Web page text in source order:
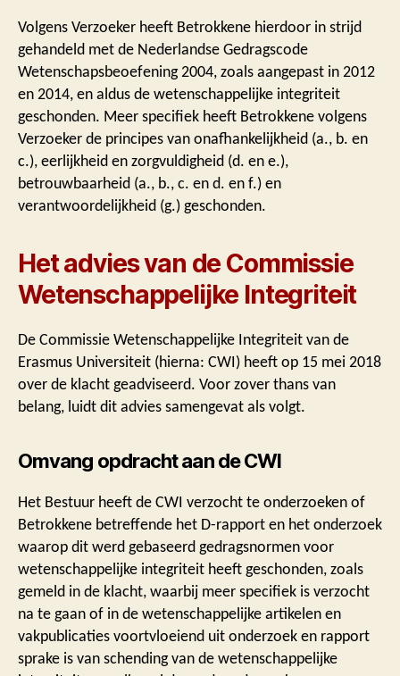
Volgens Verzoeker heeft Betrokkene hierdoor in strijd
gehandeld met de Nederlandse Gedragscode
Wetenschapsbeoefening 2004, zoals aangepast in 2012
en 2014, en aldus de wetenschappelijke integriteit
geschonden. Meer specifiek heeft Betrokkene volgens
Verzoeker de principes van onafhankelijkheid (a., b. en
c.), eerlijkheid en zorgvuldigheid (d. en e.),
betrouwbaarheid (a., b., c. en d. en f.) en
verantwoordelijkheid (g.) geschonden.
Het advies van de Commissie
Wetenschappelijke Integriteit
De Commissie Wetenschappelijke Integriteit van de
Erasmus Universiteit (hierna: CWI) heeft op 15 mei 2018
over de klacht geadviseerd. Voor zover thans van
belang, luidt dit advies samengevat als volgt.
Omvang opdracht aan de CWI
Het Bestuur heeft de CWI verzocht te onderzoeken of
Betrokkene betreffende het D-rapport en het onderzoek
waarop dit werd gebaseerd gedragsnormen voor
wetenschappelijke integriteit heeft geschonden, zoals
gemeld in de klacht, waarbij meer specifiek is verzocht
na te gaan of in de wetenschappelijke artikelen en
vakpublicaties voortvloeiend uit onderzoek en rapport
sprake is van schending van de wetenschappelijke